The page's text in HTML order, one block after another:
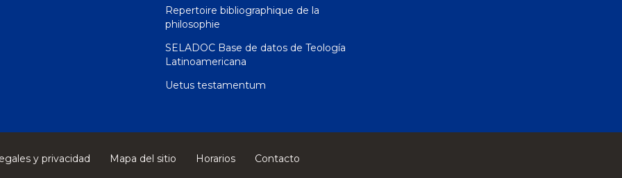
Repertoire bibliographique de la
philosophie
SELADOC Base de datos de Teología
Latinoamericana
Uetus testamentum
y privacidad Mapa del sitio Horarios
Contacto